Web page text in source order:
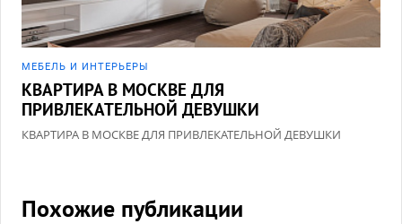
МЕБЕЛЬ И ИНТЕРЬЕРЫ
КВАРТИРА В МОСКВЕ ДЛЯ
ПРИВЛЕКАТЕЛЬНОЙ ДЕВУШКИ
КВАРТИРА В МОСКВЕ ДЛЯ ПРИВЛЕКАТЕЛЬНОЙ ДЕВУШКИ
Похожие публикации